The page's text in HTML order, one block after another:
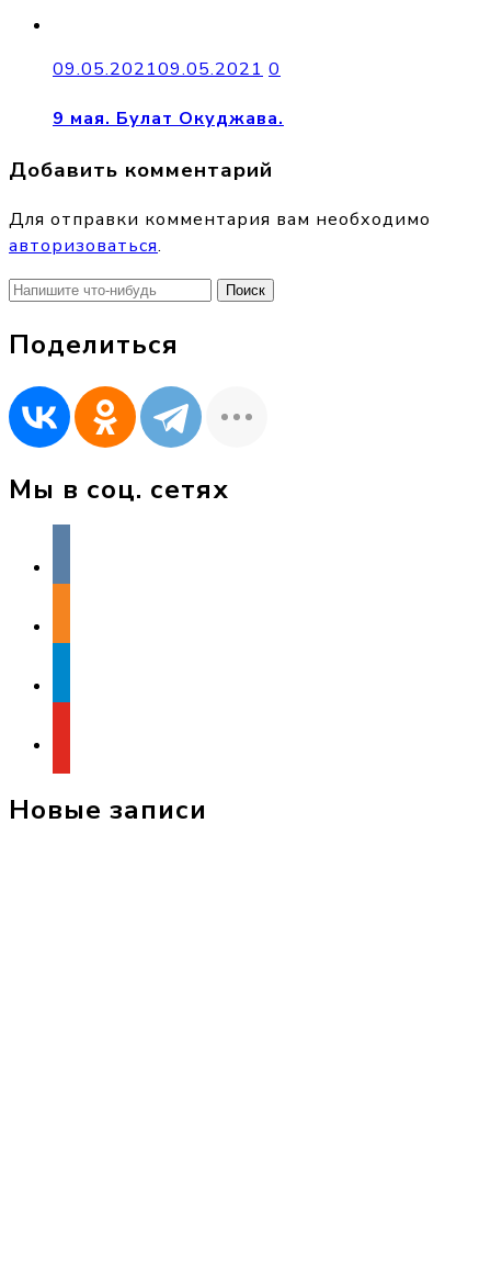
09.05.202109.05.2021 0
9 мая. Булат Окуджава.
Добавить комментарий
Для отправки комментария вам необходимо
авторизоваться.
Найти:
Поделиться
Мы в соц. сетях
Новые записи